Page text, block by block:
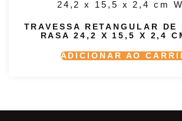
TRAVESSA RETANGULAR DE
RASA 24,2 X 15,5 X 2,4
ADICIONAR AO